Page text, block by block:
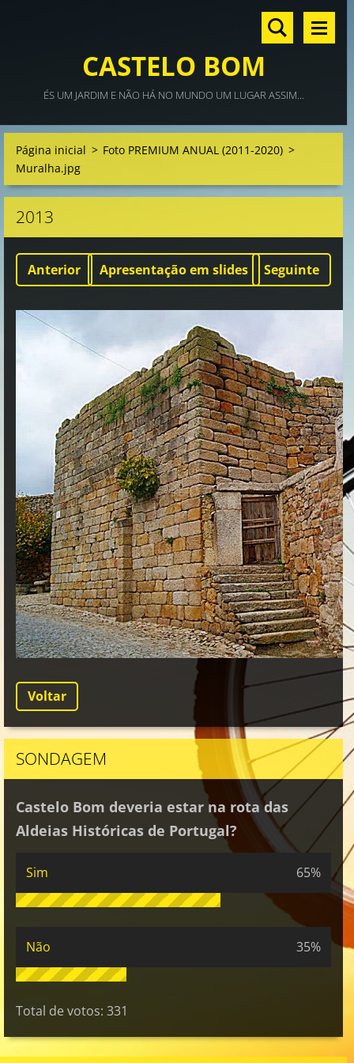
CASTELO BOM
ÉS UM JARDIM E NÃO HÁ NO MUNDO UM LUGAR ASSIM...
Página inicial > Foto PREMIUM ANUAL (2011-2020) >
Muralha.jpg
2013
Anterior Apresentação em slides Seguinte
Voltar
SONDAGEM
Castelo Bom deveria estar na rota das
Aldeias Históricas de Portugal?
Sim 65%
Não 35%
Total de votos: 331